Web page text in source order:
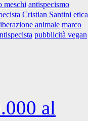
meschi antispecismo
Cristian Santini etica
animale marco
pubblicità vegan
al